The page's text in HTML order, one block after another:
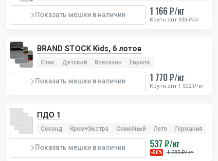
Показать мешки в наличии 1 166 ₽/кг
Крупн.опт 933 ₽/кг
BRAND STOCK Kids, 6 лотов
Сток Детский Всесезон Европа
Показать мешки в наличии 1 770 ₽/кг
Крупн.опт 1 502 ₽/кг
ПДО 1
Секонд Крем+Экстра Семейный Лето Германия
Показать мешки в наличии 537 ₽/кг
-50% 1 083 ₽/кг